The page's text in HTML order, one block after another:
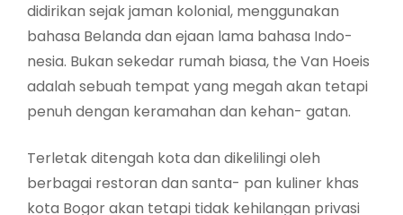
didirikan sejak jaman kolonial, menggunakan
bahasa Belanda dan ejaan lama bahasa Indo-
nesia. Bukan sekedar rumah biasa, the Van Hoeis
adalah sebuah tempat yang megah akan tetapi
penuh dengan keramahan dan kehan- gatan.
Terletak ditengah kota dan dikelilingi oleh
berbagai restoran dan santa- pan kuliner khas
kota Bogor akan tetapi tidak kehilangan privasi